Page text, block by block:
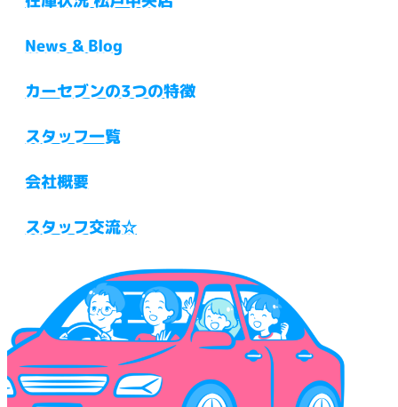
News & Blog
カーセブンの3つの特徴
スタッフ一覧
会社概要
スタッフ交流☆